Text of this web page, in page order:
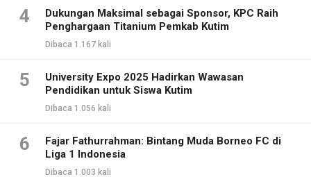
4
Dukungan Maksimal sebagai Sponsor, KPC Raih
Penghargaan Titanium Pemkab Kutim
Dibaca 1.167 kali
5
University Expo 2025 Hadirkan Wawasan
Pendidikan untuk Siswa Kutim
Dibaca 1.056 kali
6
Fajar Fathurrahman: Bintang Muda Borneo FC di
Liga 1 Indonesia
Dibaca 1.003 kali